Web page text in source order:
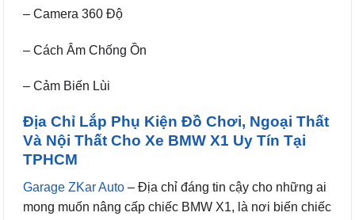
– Camera 360 Độ
– Cách Âm Chống Ồn
– Cảm Biến Lùi
Địa Chỉ Lắp Phụ Kiện Đồ Chơi, Ngoại Thất
Và Nội Thất Cho Xe BMW X1 Uy Tín Tại
TPHCM
Garage ZKar Auto – Địa chỉ đáng tin cậy cho những ai
mong muốn nâng cấp chiếc BMW X1, là nơi biến chiếc